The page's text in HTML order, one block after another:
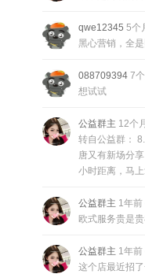
qwe12345 5个
黑心营销，全
088709394 7
想试试
公益群主 12个
转自公益群：
唐又有新场分
小时距离，马
公益群主 1年前
欧式服务贵是
公益群主 1年前
这个店最近招